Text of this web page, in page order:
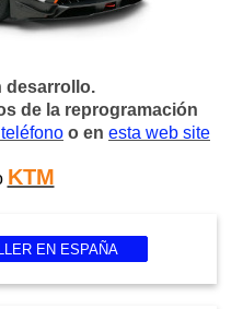
desarrollo.
de la reprogramación
teléfono o en esta web site
KTM
EN ESPAÑA